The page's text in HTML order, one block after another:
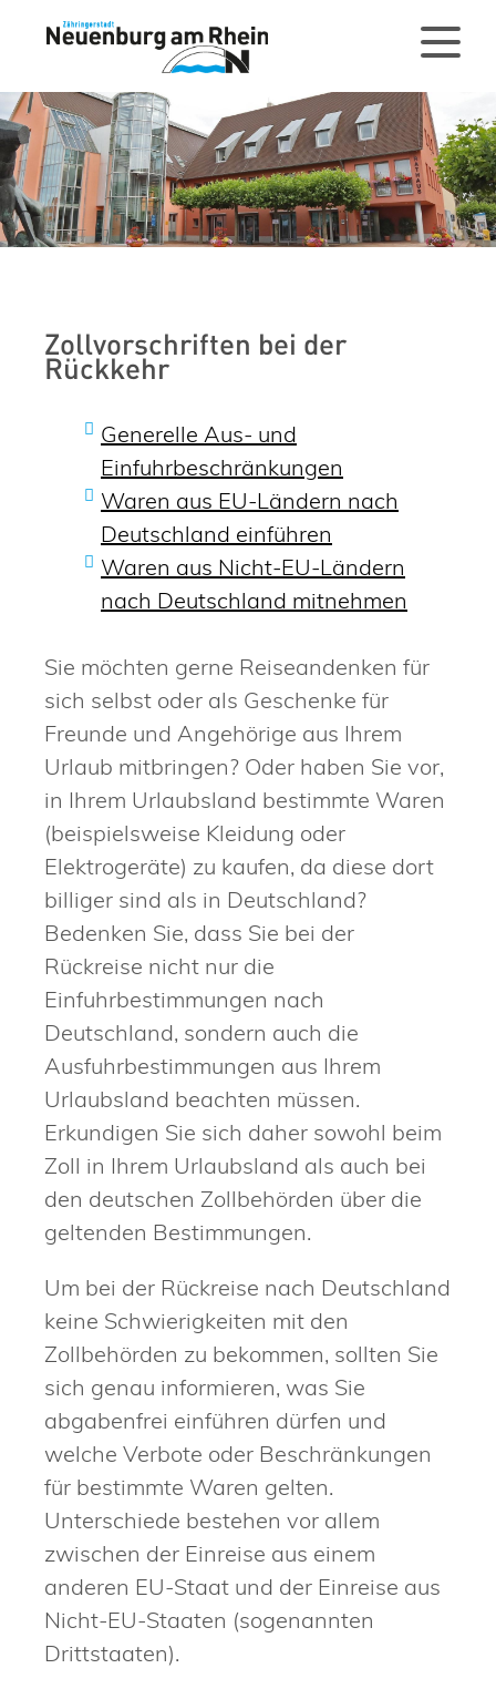
Zollvorschriften bei der
Rückkehr
Generelle Aus- und
Einfuhrbeschränkungen
Waren aus EU-Ländern nach
Deutschland einführen
Waren aus Nicht-EU-Ländern
nach Deutschland mitnehmen
Sie möchten gerne Reiseandenken für
sich selbst oder als Geschenke für
Freunde und Angehörige aus Ihrem
Urlaub mitbringen? Oder haben Sie vor,
in Ihrem Urlaubsland bestimmte Waren
(beispielsweise Kleidung oder
Elektrogeräte) zu kaufen, da diese dort
billiger sind als in Deutschland?
Bedenken Sie, dass Sie bei der
Rückreise nicht nur die
Einfuhrbestimmungen nach
Deutschland, sondern auch die
Ausfuhrbestimmungen aus Ihrem
Urlaubsland beachten müssen.
Erkundigen Sie sich daher sowohl beim
Zoll in Ihrem Urlaubsland als auch bei
den deutschen Zollbehörden über die
geltenden Bestimmungen.
Um bei der Rückreise nach Deutschland
keine Schwierigkeiten mit den
Zollbehörden zu bekommen, sollten Sie
sich genau informieren, was Sie
abgabenfrei einführen dürfen und
welche Verbote oder Beschränkungen
für bestimmte Waren gelten.
Unterschiede bestehen vor allem
zwischen der Einreise aus einem
anderen EU-Staat und der Einreise aus
Nicht-EU-Staaten (sogenannten
Drittstaaten).